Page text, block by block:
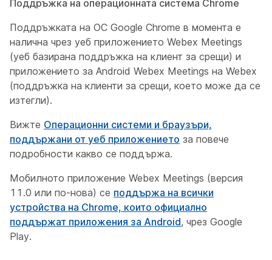
Поддръжка на операционната система Chrome
Поддръжката на ОС Google Chrome в момента е
налична чрез уеб приложението Webex Meetings
(уеб базирана поддръжка на клиент за срещи) и
приложението за Android Webex Meetings на Webex
(поддръжка на клиенти за срещи, което може да се
изтегли).
Вижте Операционни системи и браузъри,
поддържани от уеб приложението за повече
подробности какво се поддържа.
Мобилното приложение Webex Meetings (версия
11.0 или по-нова) се поддържа на всички
устройства на Chrome, които официално
поддържат приложения за Android, чрез Google
Play.